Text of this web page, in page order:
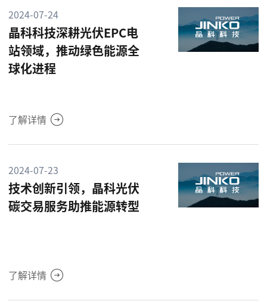
2024-07-24
晶科科技深耕光伏EPC电
站领域，推动绿色能源全
球化进程
了解详情
2024-07-23
技术创新引领，晶科光伏
碳交易服务助推能源转型
了解详情